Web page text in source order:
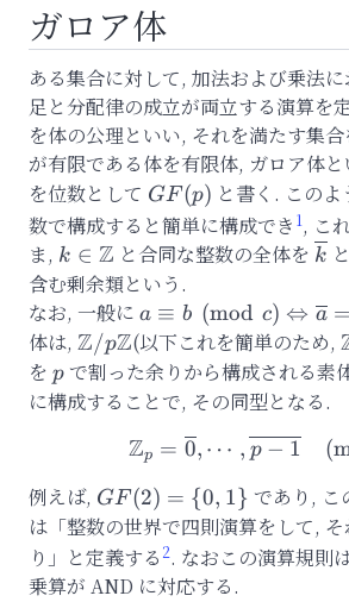
ガロア体
ある集合に対して, 加法および乗法
足と分配律の成立が両立する演算を
を体の公理といい, それを満たす集
が有限である体を有限体, ガロア体
を位数として GF(p)
GF (p) と書く. この
数で構成すると簡単に構成でき 1, こ
ま, k\in\mathbb{Z}
k ∈ Z と合同な整数の全体を k
含む剰余類という.
なお, 一般に a\equiv b\pmod{c}
\Leftrightarrow
a ≡ b (mod c) ⇔ a =
体は, \mathbb{Z}/
Z/pZ(以下これを簡単のため,
を p
p で割った余りから構成される素
に構成することで, その同型となる.
Zp = 0, ⋯ , p − 1 (
例えば, GF(2)
= \
{0,
1\}
GF (2) = {0, 1} であり, こ
は「整数の世界で四則演算をして, そ
り」と定義する 2. なおこの演算規則
乗算が AND に対応する.